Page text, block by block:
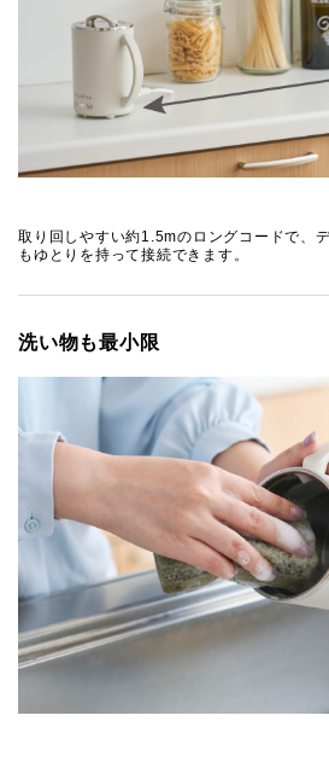
取り回しやすい約1.5mのロングコードで、
もゆとりを持って接続できます。
洗い物も最小限